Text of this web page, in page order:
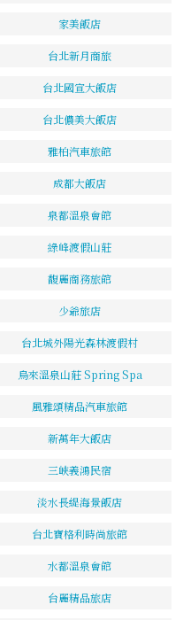
家美飯店
台北新月商旅
台北國宣大飯店
台北儂美大飯店
雅柏汽車旅館
成都大飯店
泉都溫泉會館
綠峰渡假山莊
馥麗商務旅館
少爺旅店
台北城外陽光森林渡假村
烏來溫泉山莊 Spring Spa
風雅頌精品汽車旅館
新萬年大飯店
三峽義鴻民宿
淡水長緹海景飯店
台北寶格利時尚旅館
水都溫泉會館
台麗精品旅店